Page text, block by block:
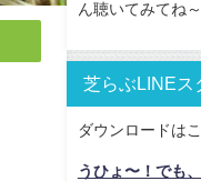
ん聴いてみてね
芝らぶLINEス
ダウンロードは
うひょ〜！でも